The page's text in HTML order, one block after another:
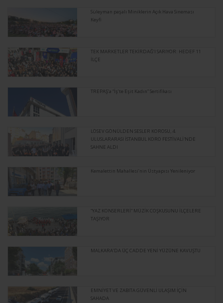
Süleyman paşalı Miniklerin Açık Hava Sineması
Keyfi
TEK MARKETLER TEKİRDAĞ’I SARIYOR: HEDEF 11
İLÇE
TREPAŞ’a “İş’te Eşit Kadın” Sertifikası
LÖSEV GÖNÜLDEN SESLER KOROSU, 4.
ULUSLARARASI İSTANBUL KORO FESTİVALİ'NDE
SAHNE ALDI
Kemalettin Mahallesi’nin Üstyapısı Yenileniyor
“YAZ KONSERLERİ” MÜZİK COŞKUSUNU İLÇELERE
TAŞIYOR
MALKARA’DA ÜÇ CADDE YENİ YÜZÜNE KAVUŞTU
EMNİYET VE ZABITA GÜVENLİ ULAŞIM İÇİN
SAHADA